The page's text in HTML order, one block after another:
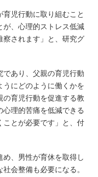
児行動に取り組むこと
が、心理的ストレス低減
察されます」と、研究グ
あり、父親の育児行動
うにどのように働くかを
育児行動を促進する教
理的苦痛を低減できる
ことが必要です」と、付
、男性が育休を取得し
会整備も必要になる。